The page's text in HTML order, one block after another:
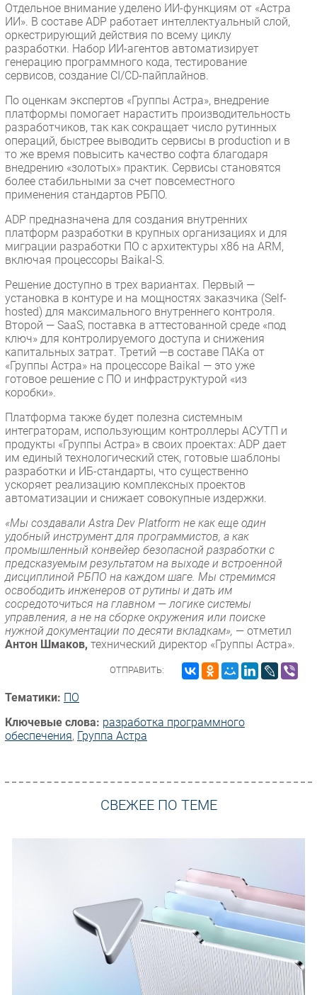
Отдельное внимание уделено ИИ-функциям от «Астра
ИИ». В составе ADP работает интеллектуальный слой,
оркестрирующий действия по всему циклу
разработки. Набор ИИ-агентов автоматизирует
генерацию программного кода, тестирование
сервисов, создание CI/CD-пайплайнов.
По оценкам экспертов «Группы Астра», внедрение
платформы помогает нарастить производительность
разработчиков, так как сокращает число рутинных
операций, быстрее выводить сервисы в production и в
то же время повысить качество софта благодаря
внедрению «золотых» практик. Сервисы становятся
более стабильными за счет повсеместного
применения стандартов РБПО.
ADP предназначена для создания внутренних
платформ разработки в крупных организациях и для
миграции разработки ПО с архитектуры x86 на ARM,
включая процессоры Baikal-S.
Решение доступно в трех вариантах. Первый —
установка в контуре и на мощностях заказчика (Self-
hosted) для максимального внутреннего контроля.
Второй — SaaS, поставка в аттестованной среде «под
ключ» для контролируемого доступа и снижения
капитальных затрат. Третий —в составе ПАКа от
«Группы Астра» на процессоре Baikal — это уже
готовое решение с ПО и инфраструктурой «из
коробки».
Платформа также будет полезна системным
интеграторам, использующим контроллеры АСУТП и
продукты «Группы Астра» в своих проектах: ADP дает
им единый технологический стек, готовые шаблоны
разработки и ИБ-стандарты, что существенно
ускоряет реализацию комплексных проектов
автоматизации и снижает совокупные издержки.
«Мы создавали Astra Dev Platform не как еще один
удобный инструмент для программистов, а как
промышленный конвейер безопасной разработки с
предсказуемым результатом на выходе и встроенной
дисциплиной РБПО на каждом шаге. Мы стремимся
освободить инженеров от рутины и дать им
сосредоточиться на главном — логике системы
управления, а не на сборке окружения или поиске
нужной документации по десяти вкладкам», — отметил
Антон Шмаков, технический директор «Группы Астра».
ОТПРАВИТЬ:
Тематики: ПО
Ключевые слова: разработка программного
обеспечения, Группа Астра
СВЕЖЕЕ ПО ТЕМЕ